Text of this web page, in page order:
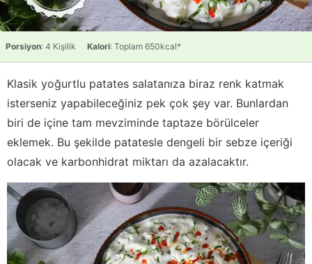
Porsiyon: 4 Kişilik Kalori: Toplam 650kcal*
Klasik yoğurtlu patates salatanıza biraz renk katmak
isterseniz yapabileceğiniz pek çok şey var. Bunlardan
biri de içine tam mevziminde taptaze börülceler
eklemek. Bu şekilde patatesle dengeli bir sebze içeriği
olacak ve karbonhidrat miktarı da azalacaktır.